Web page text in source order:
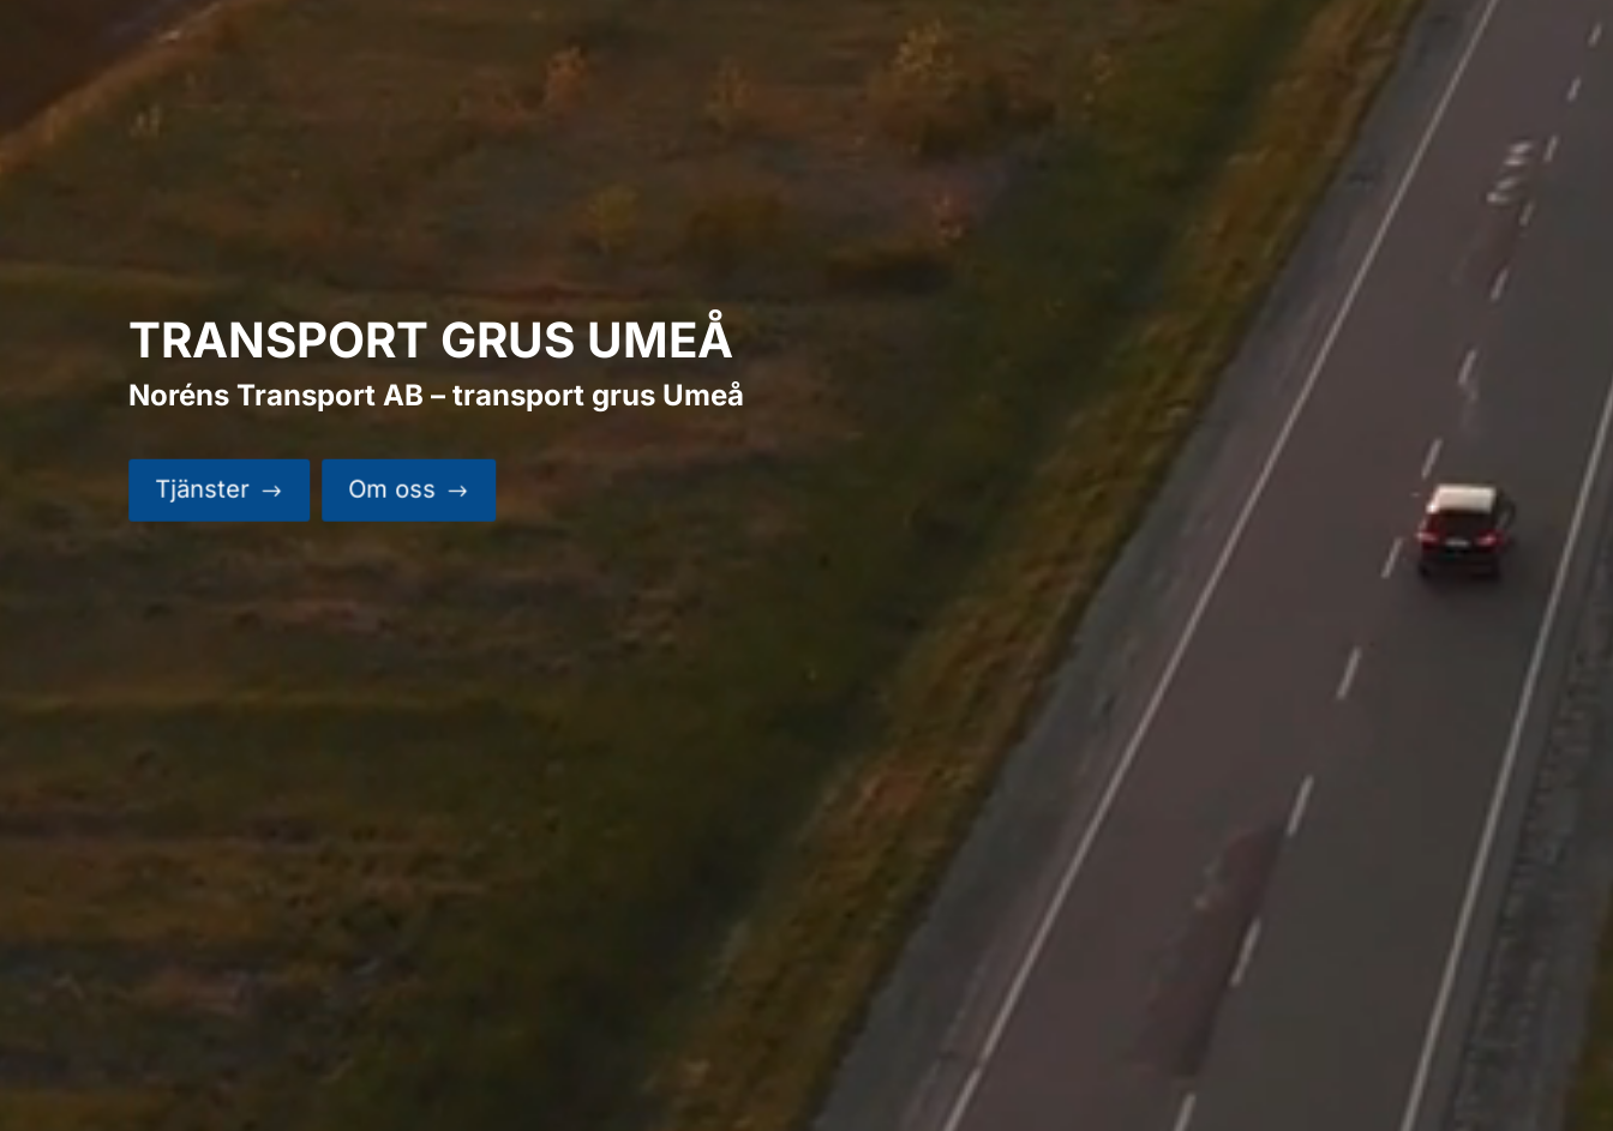
TRANSPORT GRUS UMEÅ
Noréns Transport AB – transport grus Umeå
Tjänster $ Om oss $